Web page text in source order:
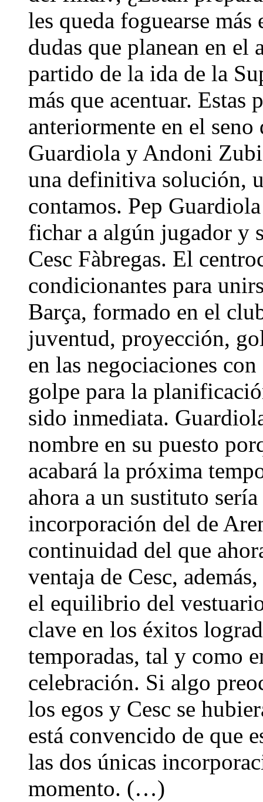
les queda foguearse
dudas que planean en el
partido de la ida de la
más que acentuar. Estas
anteriormente en el
Guardiola y Andoni
una definitiva solución,
contamos. Pep
fichar a algún jugador y
Cesc Fàbregas. El
condicionantes para
Barça, formado en el
juventud, proyección,
en las negociaciones
golpe para la
sido inmediata.
nombre en su puesto
acabará la próxima
ahora a un sustituto
incorporación del de
continuidad del que
ventaja de Cesc,
el equilibrio del
clave en los éxitos
temporadas, tal y como
celebración. Si algo
los egos y Cesc se
está convencido de que
las dos únicas
momento. (…)